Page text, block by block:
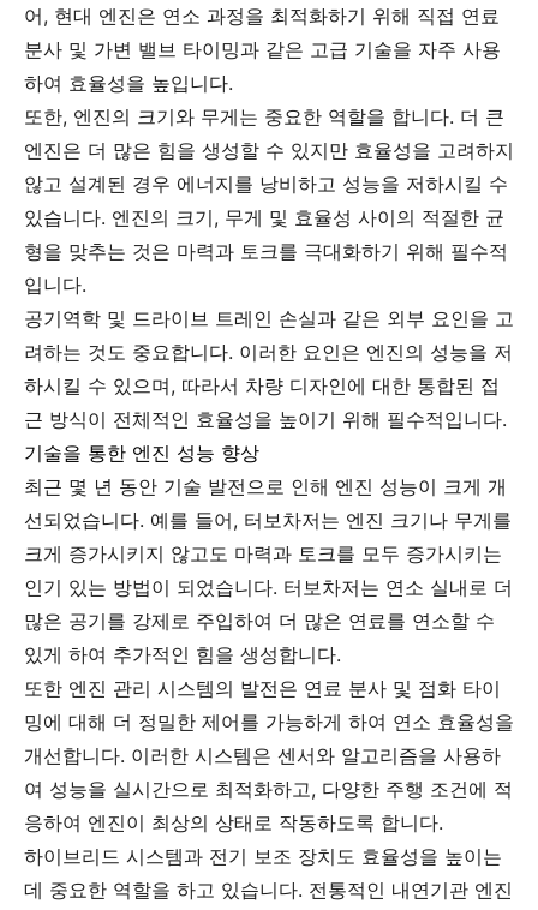
어, 현대 엔진은 연소 과정을 최적화하기 위해 직접 연료
분사 및 가변 밸브 타이밍과 같은 고급 기술을 자주 사용
하여 효율성을 높입니다.
또한, 엔진의 크기와 무게는 중요한 역할을 합니다. 더 큰
엔진은 더 많은 힘을 생성할 수 있지만 효율성을 고려하지
않고 설계된 경우 에너지를 낭비하고 성능을 저하시킬 수
있습니다. 엔진의 크기, 무게 및 효율성 사이의 적절한 균
형을 맞추는 것은 마력과 토크를 극대화하기 위해 필수적
입니다.
공기역학 및 드라이브 트레인 손실과 같은 외부 요인을 고
려하는 것도 중요합니다. 이러한 요인은 엔진의 성능을 저
하시킬 수 있으며, 따라서 차량 디자인에 대한 통합된 접
근 방식이 전체적인 효율성을 높이기 위해 필수적입니다.
기술을 통한 엔진 성능 향상
최근 몇 년 동안 기술 발전으로 인해 엔진 성능이 크게 개
선되었습니다. 예를 들어, 터보차저는 엔진 크기나 무게를
크게 증가시키지 않고도 마력과 토크를 모두 증가시키는
인기 있는 방법이 되었습니다. 터보차저는 연소 실내로 더
많은 공기를 강제로 주입하여 더 많은 연료를 연소할 수
있게 하여 추가적인 힘을 생성합니다.
또한 엔진 관리 시스템의 발전은 연료 분사 및 점화 타이
밍에 대해 더 정밀한 제어를 가능하게 하여 연소 효율성을
개선합니다. 이러한 시스템은 센서와 알고리즘을 사용하
여 성능을 실시간으로 최적화하고, 다양한 주행 조건에 적
응하여 엔진이 최상의 상태로 작동하도록 합니다.
하이브리드 시스템과 전기 보조 장치도 효율성을 높이는
데 중요한 역할을 하고 있습니다. 전통적인 내연기관 엔진